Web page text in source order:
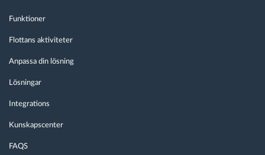
Funktioner
Flottans aktiviteter
Anpassa din lösning
Lösningar
Integrations
Kunskapscenter
FAQS